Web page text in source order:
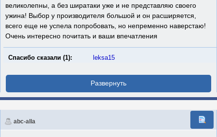
великолепны, а без ширатаки уже и не представляю своего
ужина! Выбор у производителя большой и он расширяется,
всего еще не успела попробовать, но непременно наверстаю!
Очень интересно почитать и ваши впечатления
Спасибо сказали (1): leksa15
abc-alla